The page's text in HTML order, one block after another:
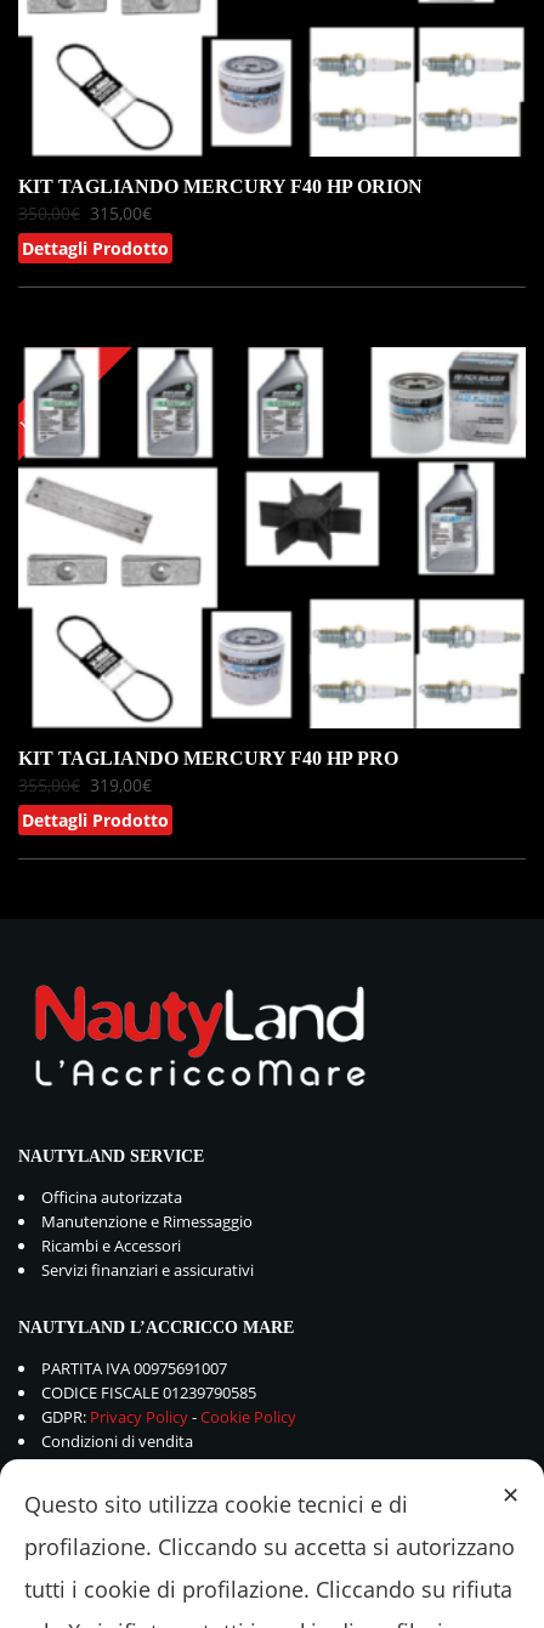
KIT TAGLIANDO MERCURY F40 HP ORION
350,00€ 315,00€
Dettagli Prodotto
IN OFFERTA!
KIT TAGLIANDO MERCURY F40 HP PRO
355,00€ 319,00€
Dettagli Prodotto
NAUTYLAND SERVICE
Officina autorizzata
Manutenzione e Rimessaggio
Ricambi e Accessori
Servizi finanziari e assicurativi
NAUTYLAND L’ACCRICCO MARE
PARTITA IVA 00975691007
CODICE FISCALE 01239790585
GDPR: Privacy Policy-Cookie Policy
Condizioni di vendita
✕
Questo sito utilizza cookie tecnici e di
profilazione. Cliccando su accetta si autorizzano
tutti i cookie di profilazione. Cliccando su rifiuta